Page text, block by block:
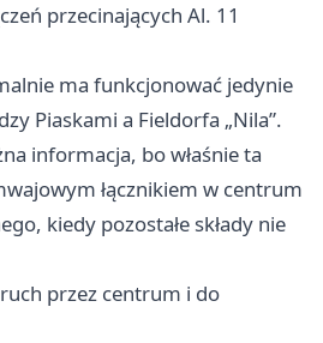
przecinających Al. 11
ma funkcjonować jedynie
Piaskami a Fieldorfa „Nila”.
informacja, bo właśnie ta
łącznikiem w centrum
kiedy pozostałe składy nie
przez centrum i do